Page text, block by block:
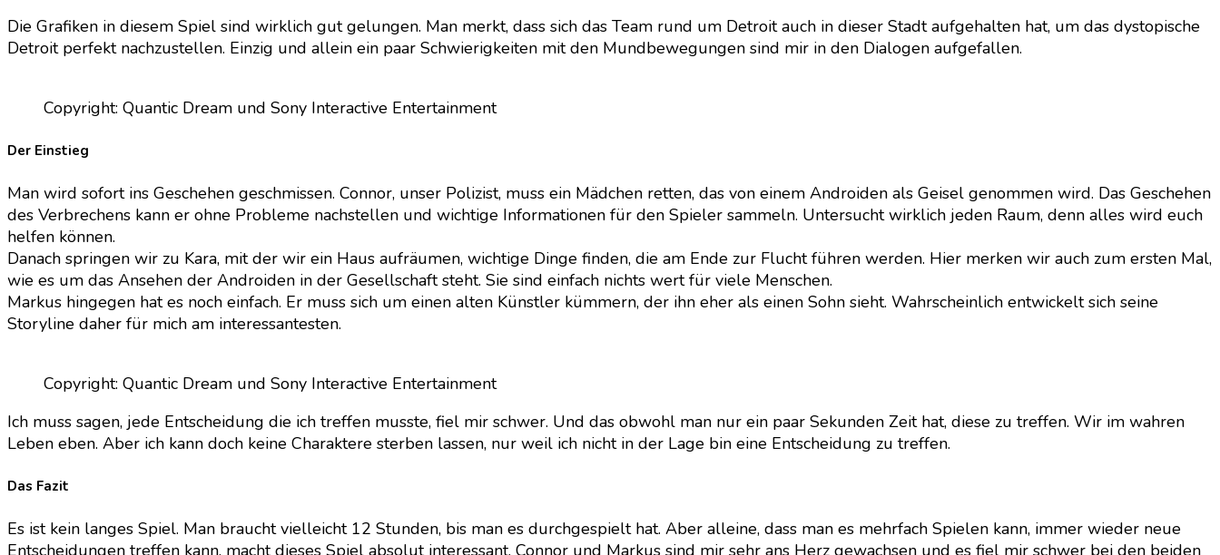
Die Grafiken in diesem Spiel sind wirklich gut gelungen. Man merkt, dass sich das Team rund um Detroit auch in dieser Stadt aufgehalten hat, um das dystopische
Detroit perfekt nachzustellen. Einzig und allein ein paar Schwierigkeiten mit den Mundbewegungen sind mir in den Dialogen aufgefallen.
Copyright: Quantic Dream und Sony Interactive Entertainment
Der Einstieg
Man wird sofort ins Geschehen geschmissen. Connor, unser Polizist, muss ein Mädchen retten, das von einem Androiden als Geisel genommen wird. Das Geschehen
des Verbrechens kann er ohne Probleme nachstellen und wichtige Informationen für den Spieler sammeln. Untersucht wirklich jeden Raum, denn alles wird euch
helfen können.
Danach springen wir zu Kara, mit der wir ein Haus aufräumen, wichtige Dinge finden, die am Ende zur Flucht führen werden. Hier merken wir auch zum ersten Mal,
wie es um das Ansehen der Androiden in der Gesellschaft steht. Sie sind einfach nichts wert für viele Menschen.
Markus hingegen hat es noch einfach. Er muss sich um einen alten Künstler kümmern, der ihn eher als einen Sohn sieht. Wahrscheinlich entwickelt sich seine
Storyline daher für mich am interessantesten.
Copyright: Quantic Dream und Sony Interactive Entertainment
Ich muss sagen, jede Entscheidung die ich treffen musste, fiel mir schwer. Und das obwohl man nur ein paar Sekunden Zeit hat, diese zu treffen. Wir im wahren
Leben eben. Aber ich kann doch keine Charaktere sterben lassen, nur weil ich nicht in der Lage bin eine Entscheidung zu treffen.
Das Fazit
Es ist kein langes Spiel. Man braucht vielleicht 12 Stunden, bis man es durchgespielt hat. Aber alleine, dass man es mehrfach Spielen kann, immer wieder neue
Entscheidungen treffen kann, macht dieses Spiel absolut interessant. Connor und Markus sind mir sehr ans Herz gewachsen und es fiel mir schwer bei den beiden